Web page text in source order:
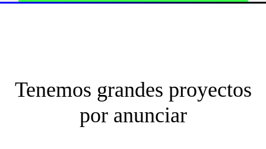
Tenemos grandes proyectos
por anunciar